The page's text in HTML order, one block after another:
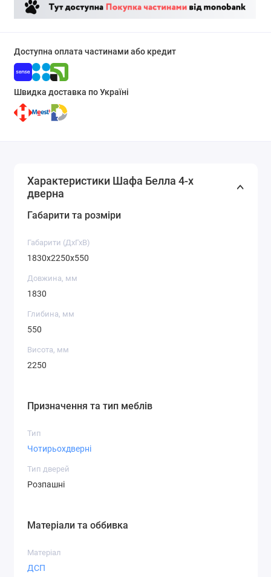
Доступна оплата частинами або кредит
Швидка доставка по Україні
Характеристики Шафа Белла 4-х
дверна
Габарити та розміри
Габарити (ДхГхВ)
1830x2250x550
Довжина, мм
1830
Глибина, мм
550
Висота, мм
2250
Призначення та тип меблів
Тип
Чотирьохдверні
Тип дверей
Розпашні
Матеріали та оббивка
Матеріал
ДСП